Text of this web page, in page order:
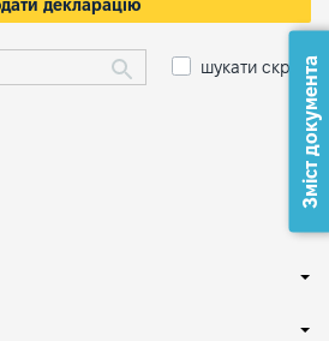
декларацію
шукати скрізьЗміст документа